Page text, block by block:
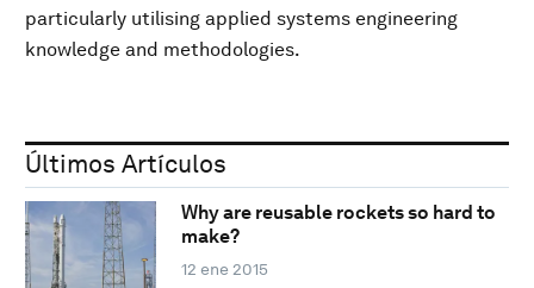
particularly utilising applied systems engineering
knowledge and methodologies.
Últimos Artículos
Why are reusable rockets so hard to
make?
12 ene 2015